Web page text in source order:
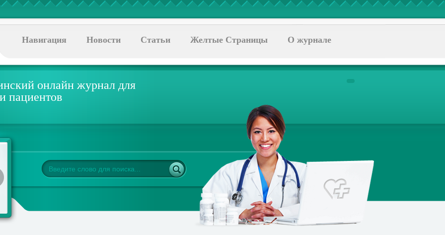
Навигация Новости Статьи Желтые Страницы О журнале
онлайн журнал для
пациентов